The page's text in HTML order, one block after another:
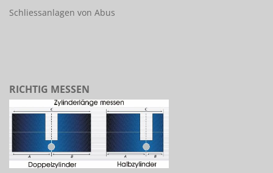
Schliessanlagen von Abus
RICHTIG MESSEN